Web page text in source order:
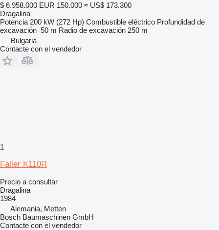
$ 6.958.000 EUR 150.000 ≈ US$ 173.300
Dragalina
Potencia 200 kW (272 Hp) Combustible eléctrico Profundidad de
excavación 50 m Radio de excavación 250 m
Bulgaria
Contacte con el vendedor
1
Faller K110R
Precio a consultar
Dragalina
1984
Alemania, Metten
Bosch Baumaschinen GmbH
Contacte con el vendedor